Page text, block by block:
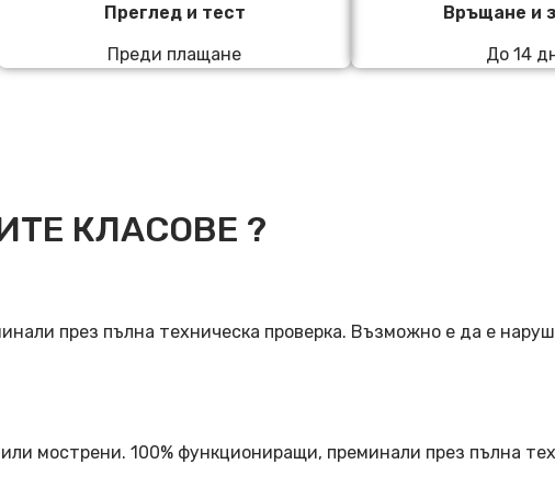
Преглед и тест
Преди плащане
Връщане и
До 14
КЛАСОВЕ ?
през пълна техническа проверка. Възможно е да е
мострени. 100% функциониращи, преминали през пълна